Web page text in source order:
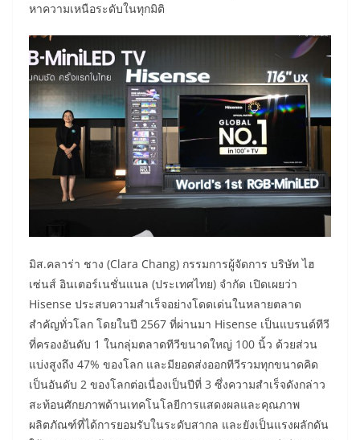
หาความเหนือระดับในทุกมิติ
มิส.คลาร่า ชาง (Clara Chang) กรรมการผู้จัดการ บริษัท ไฮ
เซ่นส์ อินเตอร์เนชั่นแนล (ประเทศไทย) จำกัด เปิดเผยว่า
Hisense ประสบความสำเร็จอย่างโดดเด่นในหลายตลาด
สำคัญทั่วโลก โดยในปี 2567 ที่ผ่านมา Hisense เป็นแบรนด์ทีวี
ที่ครองอันดับ 1 ในกลุ่มตลาดทีวีขนาดใหญ่ 100 นิ้ว ด้วยส่วน
แบ่งสูงถึง 47% ของโลก และมียอดส่งออกทีวีรวมทุกขนาดคิด
เป็นอันดับ 2 ของโลกต่อเนื่องเป็นปีที่ 3 ซึ่งความสำเร็จดังกล่าว
สะท้อนศักยภาพด้านเทคโนโลยีการแสดงผลและคุณภาพ
ผลิตภัณฑ์ที่ได้การยอมรับในระดับสากล และยังเป็นแรงผลักดัน